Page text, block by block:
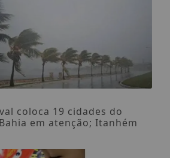
coloca 19 cidades do
em atenção; Itanhém